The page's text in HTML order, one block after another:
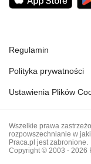
Regulamin
Polityka prywatności
Ustawienia Plików
Wszelkie prawa
rozpowszechnianie w
Praca.pl jest zabronione.
Copyright © 2003 - 2026